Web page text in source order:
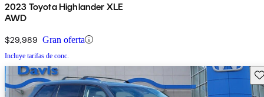
2023 Toyota Highlander XLE
AWD
$29,989 Gran oferta
Incluye tarifas de conc.